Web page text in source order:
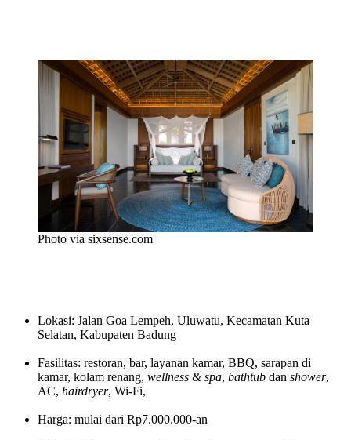
Photo via sixsense.com
Lokasi: Jalan Goa Lempeh, Uluwatu, Kecamatan Kuta
Selatan, Kabupaten Badung
Fasilitas: restoran, bar, layanan kamar, BBQ, sarapan di
kamar, kolam renang, wellness & spa, bathtub dan shower,
AC, hairdryer, Wi-Fi,
Harga: mulai dari Rp7.000.000-an